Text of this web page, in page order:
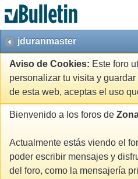
jduranmaster
Aviso de Cookies: Este foro
personalizar tu visita y
de esta web, aceptas el uso
Bienvenido a los foros de
Actualmente estás viendo el
poder escribir mensajes y
del foro, como la mensajería